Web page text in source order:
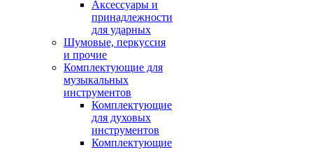
Аксессуары и
принадлежности
для ударных
Шумовые, перкуссия
и прочие
Комплектующие для
музыкальных
инструментов
Комплектующие
для духовых
инструментов
Комплектующие